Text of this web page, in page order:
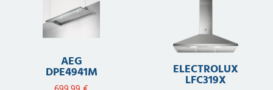
AEG
DPE4941M ELECTROLUX
LFC319X